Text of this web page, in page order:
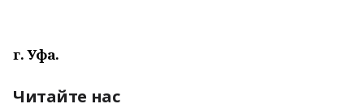
г. Уфа.
Читайте нас